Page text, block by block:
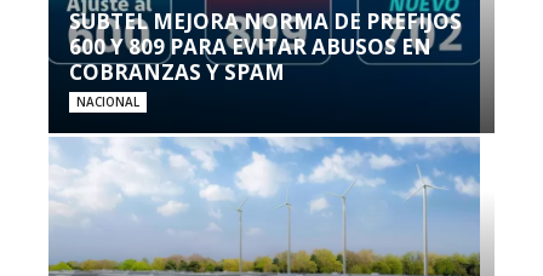
SUBTEL MEJORA NORMA DE PREFIJOS
600 Y 809 PARA EVITAR ABUSOS EN
COBRANZAS Y SPAM
NACIONAL